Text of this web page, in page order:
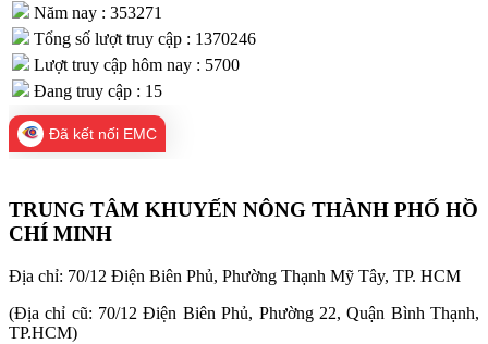
Năm nay : 353271
Tổng số lượt truy cập : 1370246
Lượt truy cập hôm nay : 5700
Đang truy cập : 15
Đã kết nối EMC
TRUNG TÂM KHUYẾN NÔNG THÀNH PHỐ HỒ
CHÍ MINH
Địa chỉ: 70/12 Điện Biên Phủ, Phường Thạnh Mỹ Tây, TP. HCM
(Địa chỉ cũ: 70/12 Điện Biên Phủ, Phường 22, Quận Bình Thạnh,
TP.HCM)